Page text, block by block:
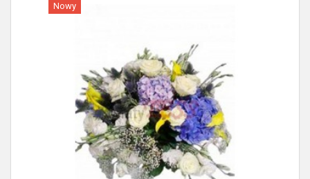
Nowy